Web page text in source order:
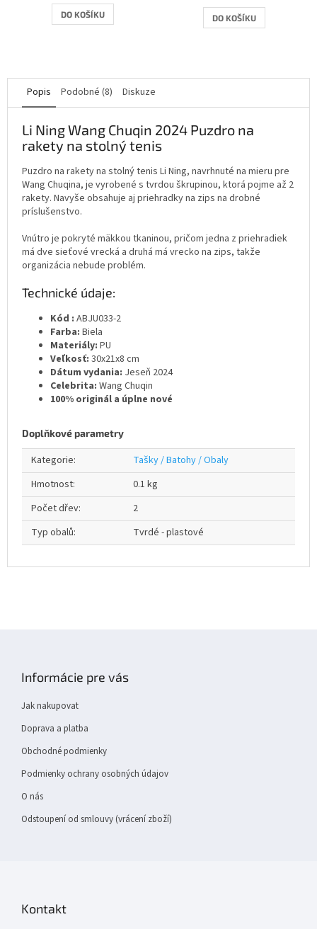
DO KOŠÍKU DO KOŠÍKU
Popis Podobné (8) Diskuze
Li Ning Wang Chuqin 2024 Puzdro na
rakety na stolný tenis
Puzdro na rakety na stolný tenis Li Ning, navrhnuté na mieru pre
Wang Chuqina, je vyrobené s tvrdou škrupinou, ktorá pojme až 2
rakety. Navyše obsahuje aj priehradky na zips na drobné
príslušenstvo.
Vnútro je pokryté mäkkou tkaninou, pričom jedna z priehradiek
má dve sieťové vrecká a druhá má vrecko na zips, takže
organizácia nebude problém.
Technické údaje:
Kód : ABJU033-2
Farba: Biela
Materiály: PU
Veľkosť: 30x21x8 cm
Dátum vydania: Jeseň 2024
Celebrita: Wang Chuqin
100% originál a úplne nové
Doplňkové parametry
Kategorie:
Tašky / Batohy / Obaly
Hmotnost:
0.1 kg
Počet dřev:
2
Typ obalů: Tvrdé - plastové
Informácie pre vás
Jak nakupovat
Doprava a platba
Obchodné podmienky
Podmienky ochrany osobných údajov
O nás
Odstoupení od smlouvy (vrácení zboží)
Kontakt